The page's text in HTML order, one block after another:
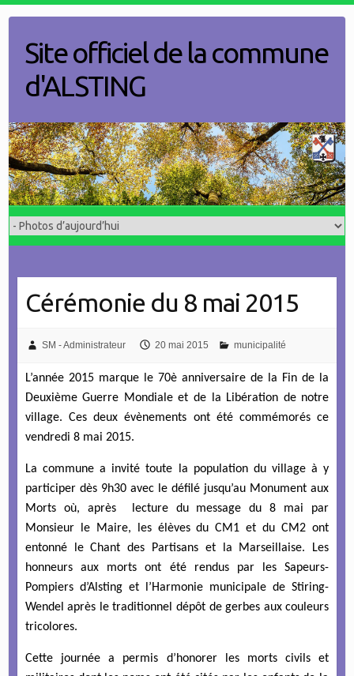
contentSite officiel de la commune
d'ALSTING
Cérémonie du 8 mai 2015
SM - Administrateur 20 mai 2015 municipalité
L’année 2015 marque le 70è anniversaire de la Fin de la
Deuxième Guerre Mondiale et de la Libération de notre
village. Ces deux évènements ont été commémorés ce
vendredi 8 mai 2015.
La commune a invité toute la population du village à y
participer dès 9h30 avec le défilé jusqu’au Monument aux
Morts où, après lecture du message du 8 mai par
Monsieur le Maire, les élèves du CM1 et du CM2 ont
entonné le Chant des Partisans et la Marseillaise. Les
honneurs aux morts ont été rendus par les Sapeurs-
Pompiers d’Alsting et l’Harmonie municipale de Stiring-
Wendel après le traditionnel dépôt de gerbes aux couleurs
tricolores.
Cette journée a permis d’honorer les morts civils et